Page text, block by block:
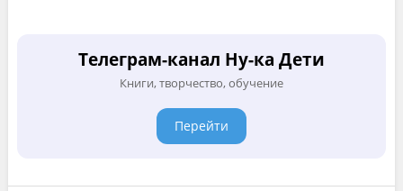
Телеграм-канал Ну-ка Дети
Книги, творчество, обучение
Перейти